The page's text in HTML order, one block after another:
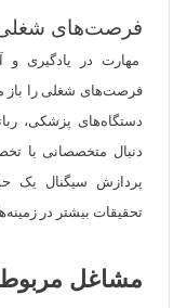
فرصت‌های
مهارت در یادگیری
فرصت‌های شغلی را باز
دستگاه‌های پزشکی،
دنبال متخصصانی با
پردازش سیگنال یک
تحقیقات بیشتر در
مشاغل